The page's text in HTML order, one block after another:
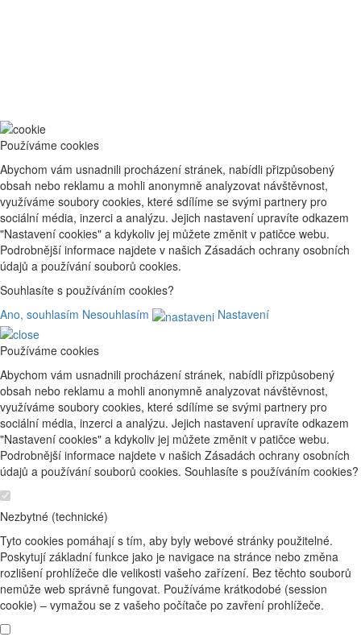
Používáme cookies
Abychom vám usnadnili procházení stránek, nabídli přizpůsobený
obsah nebo reklamu a mohli anonymně analyzovat návštěvnost,
využíváme soubory cookies, které sdílíme se svými partnery pro
sociální média, inzerci a analýzu. Jejich nastavení upravíte odkazem
"Nastavení cookies" a kdykoliv jej můžete změnit v patičce webu.
Podrobnější informace najdete v našich Zásadách ochrany osobních
údajů a používání souborů cookies.
Souhlasíte s používáním cookies?
Ano, souhlasím Nesouhlasím Nastavení
Používáme cookies
Abychom vám usnadnili procházení stránek, nabídli přizpůsobený
obsah nebo reklamu a mohli anonymně analyzovat návštěvnost,
využíváme soubory cookies, které sdílíme se svými partnery pro
sociální média, inzerci a analýzu. Jejich nastavení upravíte odkazem
"Nastavení cookies" a kdykoliv jej můžete změnit v patičce webu.
Podrobnější informace najdete v našich Zásadách ochrany osobních
údajů a používání souborů cookies. Souhlasíte s používáním cookies?
Nezbytné (technické)
Tyto cookies pomáhají s tím, aby byly webové stránky použitelné.
Poskytují základní funkce jako je navigace na stránce nebo změna
rozlišení prohlížeče dle velikosti vašeho zařízení. Bez těchto souborů
nemůže web správně fungovat. Používáme krátkodobé (session
cookie) – vymažou se z vašeho počítače po zavření prohlížeče.